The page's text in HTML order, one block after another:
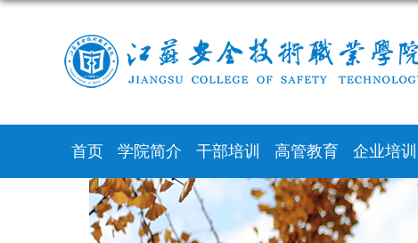
首页 学院简介 干部培训 高管教育 企业培训